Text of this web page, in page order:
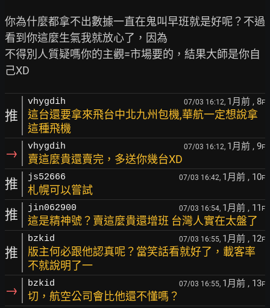
你為什麼都拿不出數據一直在鬼叫早班就是好呢？不過
看到你這麼生氣我就放心了，因為
不得別人質疑嗎你的主觀=市場要的，結果大師是你自
推
vhygdih 07/03 16:12, 1月前 , 8F
這台還要拿來飛台中北九州包機,華航一定想說拿
這種飛機
→ vhygdih 07/03 16:12, 1月前 , 9F
賣這麼貴還賣完，多送你幾台XD
推 js52666 07/03 16:42, 1月前 , 10F
札幌可以嘗試
推 jin062900 07/03 16:54, 1月前 , 11 F
這是精神號？賣這麼貴還增班 台灣人實在太盤了
推
bzkid 07/03 16:55, 1月前 , 12F
版主何必跟他認真呢？當笑話看就好了，載客率
不就說明了一
→ bzkid 07/03 16:55, 1月前 , 13F
切，航空公司會比他還不懂嗎？